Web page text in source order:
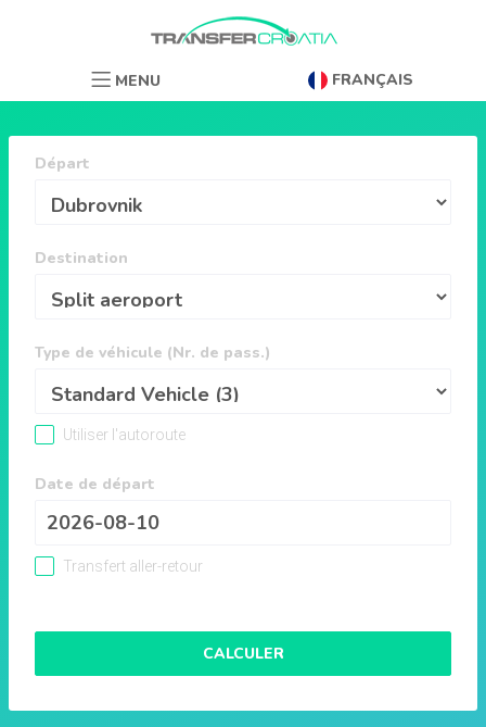
FRANÇAIS
MENU
Départ
Destination
Type de véhicule (Nr. de pass.)
Utiliser l'autoroute
Date de départ
Transfert aller-retour
CALCULER